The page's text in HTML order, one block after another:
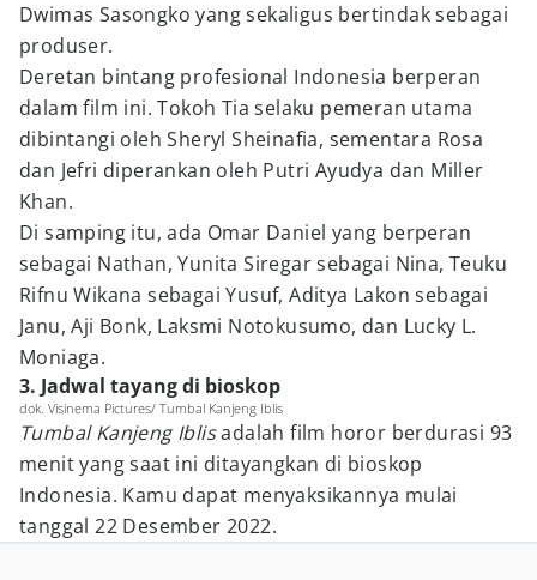
Dwimas Sasongko yang sekaligus bertindak sebagai
produser.
Deretan bintang profesional Indonesia berperan
dalam film ini. Tokoh Tia selaku pemeran utama
dibintangi oleh Sheryl Sheinafia, sementara Rosa
dan Jefri diperankan oleh Putri Ayudya dan Miller
Khan.
Di samping itu, ada Omar Daniel yang berperan
sebagai Nathan, Yunita Siregar sebagai Nina, Teuku
Rifnu Wikana sebagai Yusuf, Aditya Lakon sebagai
Janu, Aji Bonk, Laksmi Notokusumo, dan Lucky L.
Moniaga.
3. Jadwal tayang di bioskop
dok. Visinema Pictures/ Tumbal Kanjeng Iblis
Tumbal Kanjeng Iblisadalah film horor berdurasi 93
menit yang saat ini ditayangkan di bioskop
Indonesia. Kamu dapat menyaksikannya mulai
tanggal 22 Desember 2022.